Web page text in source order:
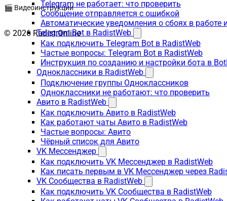
Telegram не работает: что проверить
Сообщение отправляется с ошибкой
Автоматические уведомления о сбоях в работе
Telegram Bot в RadistWeb
Как подключить Telegram Bot в RadistWeb
Частые вопросы: Telegram Bot в RadistWeb
Инструкция по созданию и настройки бота в
Одноклассники в RadistWeb
Подключение группы Одноклассников
Одноклассники не работают: что проверить
Авито в RadistWeb
Как подключить Авито в RadistWeb
Как работают чаты Авито в RadistWeb
Частые вопросы: Авито
Чёрный список для Авито
VK Мессенджер
Как подключить VK Мессенджер в RadistWeb
Как писать первым в VK Мессенджер через
VK Сообщества в RadistWeb
Как подключить VK Сообщества в RadistWeb
🎬 Видеоинструкции
© 2026 Radist.Online